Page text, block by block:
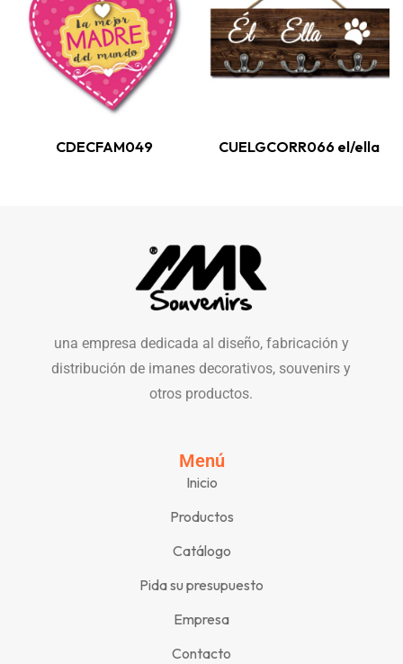
CDECFAM049 CUELGCORR066 el/ella
una empresa dedicada al diseño, fabricación y
distribución de imanes decorativos, souvenirs y
otros productos.
Menú
Inicio
Productos
Catálogo
Pida su presupuesto
Empresa
Contacto